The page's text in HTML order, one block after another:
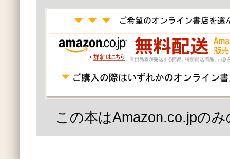
この本はAmazon.co.jpの